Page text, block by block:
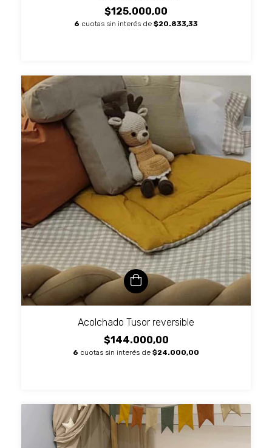
$125.000,00
6 cuotas sin interés de $20.833,33
Acolchado Tusor reversible
$144.000,00
6 cuotas sin interés de $24.000,00